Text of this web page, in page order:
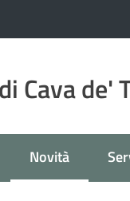
Cava de'
Novità
Menu